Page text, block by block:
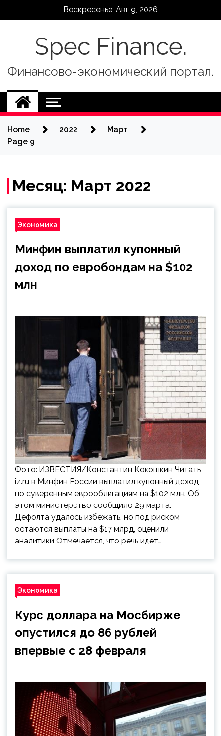
Воскресенье, Авг 9, 2026
Spec Finance.
Финансово-экономический портал.
Home 2022
Март
Page 9
Месяц: Март 2022
Экономика
Минфин выплатил купонный
доход по евробондам на $102
млн
Фото: ИЗВЕСТИЯ/Константин Кокошкин Читать
iz.ru в Минфин России выплатил купонный доход
по суверенным еврооблигациям на $102 млн. Об
этом министерство сообщило 29 марта.
Дефолта удалось избежать, но под риском
остаются выплаты на $17 млрд, оценили
аналитики Отмечается, что речь идет…
Экономика
Курс доллара на Мосбирже
опустился до 86 рублей
впервые с 28 февраля